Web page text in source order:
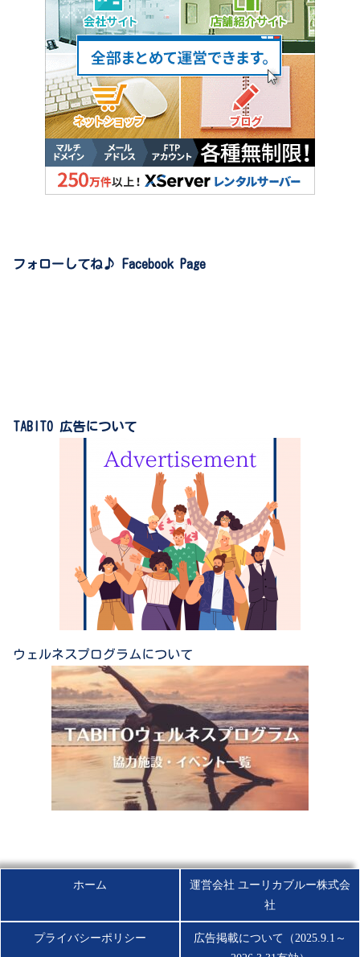
フォローしてね♪ Facebook Page
TABITO 広告について
ウェルネスプログラムについて
ホーム
運営会社 ユーリカブルー株式会
社
プライバシーポリシー
広告掲載について（2025.9.1～